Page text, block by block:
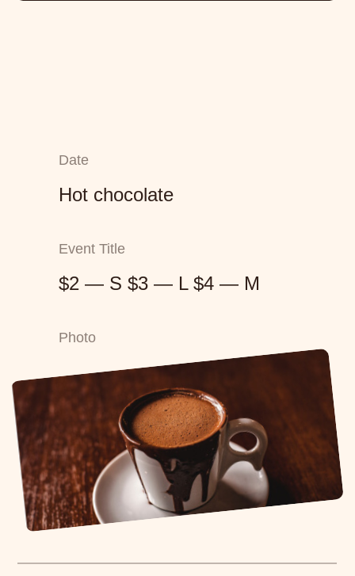
Hot chocolate
$2 — S $3 — L $4 — M
Event Title
Photo
Date